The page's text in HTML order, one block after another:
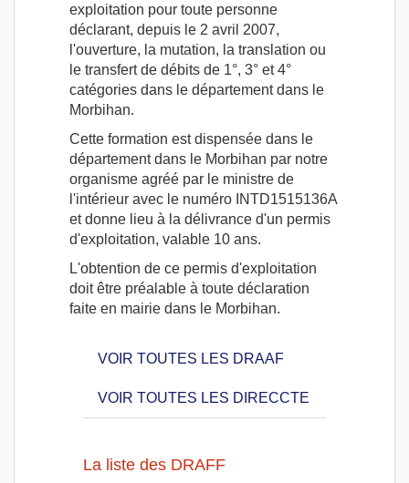
exploitation pour toute personne
déclarant, depuis le 2 avril 2007,
l'ouverture, la mutation, la translation ou
le transfert de débits de 1°, 3° et 4°
catégories dans le département dans le
Morbihan.
Cette formation est dispensée dans le
département dans le Morbihan par notre
organisme agréé par le ministre de
l'intérieur avec le numéro INTD1515136A
et donne lieu à la délivrance d'un permis
d'exploitation, valable 10 ans.
L'obtention de ce permis d'exploitation
doit être préalable à toute déclaration
faite en mairie dans le Morbihan.
VOIR TOUTES LES DRAAF
VOIR TOUTES LES DIRECCTE
La liste des DRAFF